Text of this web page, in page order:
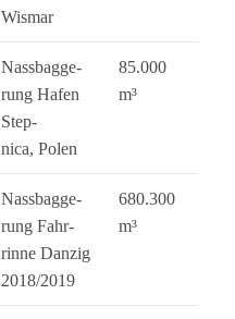
Wismar
Nass­bag­ge­
rung Hafen
Step­
nica, Polen
85.000
m³
Nass­bag­ge­
rung Fahr­
rinne Dan­zig
2018/2019
680.300
m³